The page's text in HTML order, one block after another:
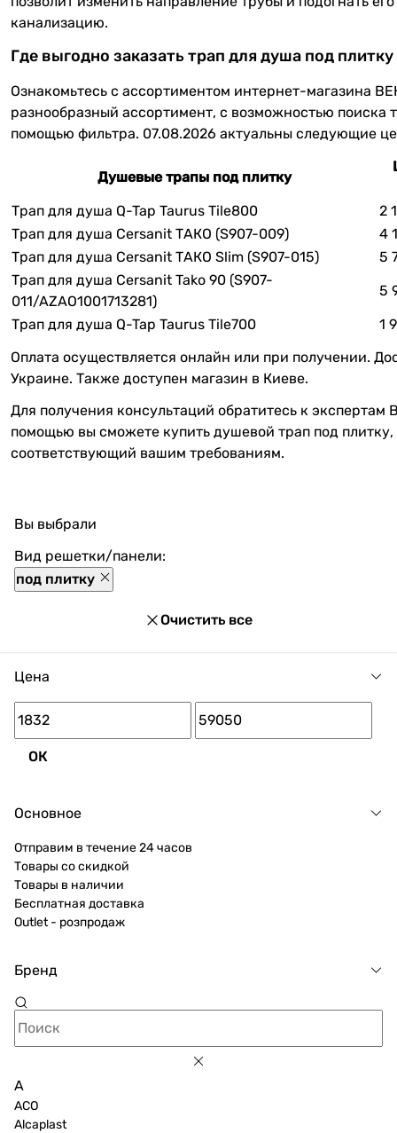
канализацию.
Где выгодно заказать трап для душа под плитку
Ознакомьтесь с ассортиментом интернет-магазина
разнообразный ассортимент, с возможностью поиска
помощью фильтра. 07.08.2026 актуальны следующие
Душевые трапы под плитку
Трап для душа Q-Tap Taurus Tile800
2
Трап для душа Cersanit ТАКО (S907-009)
4
Трап для душа Cersanit ТАКО Slim (S907-015)
5
Трап для душа Cersanit Tako 90 (S907-
011/AZAO1001713281)
5
Трап для душа Q-Tap Taurus Tile700
1
Оплата осуществляется онлайн или при получении.
Украине. Также доступен магазин в Киеве.
Для получения консультаций обратитесь к
помощью вы сможете купить душевой трап под плитку,
соответствующий вашим требованиям.
Вы выбрали
Вид решетки/панели:
под плитку
Очистить все
Цена
ОК
Основное
Отправим в течение 24 часов
Товары со скидкой
Товары в наличии
Бесплатная доставка
Outlet - розпродаж
Бренд
A
ACO
Alcaplast